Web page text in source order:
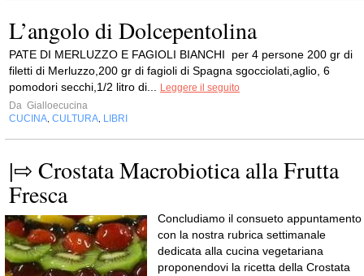
L’angolo di Dolcepentolina
PATE DI MERLUZZO E FAGIOLI BIANCHI per 4 persone 200 gr di
filetti di Merluzzo,200 gr di fagioli di Spagna sgocciolati,aglio, 6
pomodori secchi,1/2 litro di...
Leggere il seguito
Da Gialloecucina
CUCINA CULTURA LIBRI
|⇨ Crostata Macrobiotica alla Frutta
Fresca
Concludiamo il consueto appuntamento
con la nostra rubrica settimanale
dedicata alla cucina vegetariana
proponendovi la ricetta della Crostata